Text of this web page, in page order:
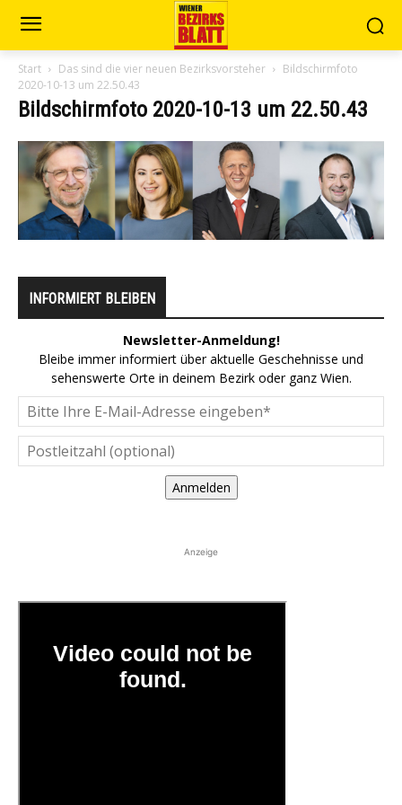
Start Das sind die vier neuen Bezirksvorsteher
Bildschirmfoto
2020-10-13 um 22.50.43
Bildschirmfoto 2020-10-13 um 22.50.43
INFORMIERT BLEIBEN
Newsletter-Anmeldung!
Bleibe immer informiert über aktuelle Geschehnisse und
sehenswerte Orte in deinem Bezirk oder ganz Wien.
Anmelden
Anzeige